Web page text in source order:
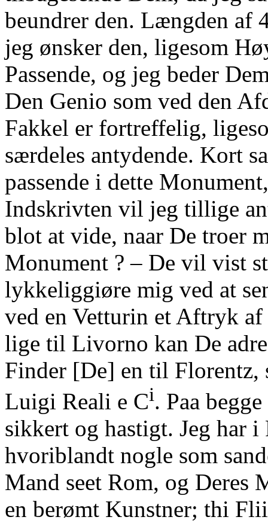
beundrer den. Længden af
jeg ønsker den, ligesom
Passende, og jeg beder
Den Genio som ved den
Fakkel er fortreffelig,
særdeles antydende. Kort
passende i dette
Indskrivten vil jeg tillige
blot at vide, naar De troer
Monument ? – De vil vist
lykkeliggiøre mig ved at
ved en Vetturin et Aftryk
lige til Livorno kan De
Finder [De] en til Florentz,
Luigi Reali e Ci. Paa
sikkert og hastigt. Jeg har
hvoriblandt nogle som
Mand seet Rom, og Deres
en berømt Kunstner; thi